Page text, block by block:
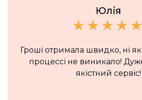
Юлія
Гроші отримала швидко, ні
процессі не виникало!
якістний сервіс!